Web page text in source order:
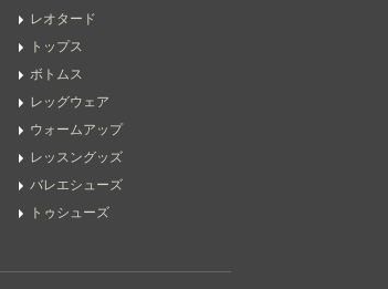
レオタード
トップス
ボトムス
レッグウェア
ウォームアップ
レッスングッズ
バレエシューズ
トゥシューズ